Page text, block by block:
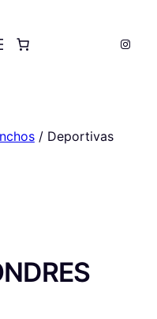
/ Deportivas